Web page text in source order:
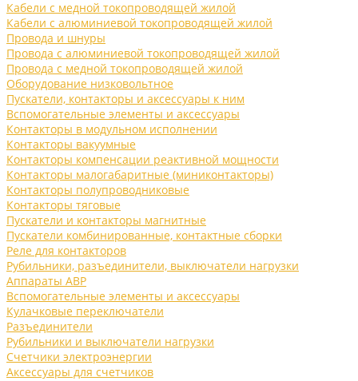
Кабели с медной токопроводящей жилой
Кабели с алюминиевой токопроводящей жилой
Провода и шнуры
Провода с алюминиевой токопроводящей жилой
Провода с медной токопроводящей жилой
Оборудование низковольтное
Пускатели, контакторы и аксессуары к ним
Вспомогательные элементы и аксессуары
Контакторы в модульном исполнении
Контакторы вакуумные
Контакторы компенсации реактивной мощности
Контакторы малогабаритные (миниконтакторы)
Контакторы полупроводниковые
Контакторы тяговые
Пускатели и контакторы магнитные
Пускатели комбинированные, контактные сборки
Реле для контакторов
Рубильники, разъединители, выключатели нагрузки
Аппараты АВР
Вспомогательные элементы и аксессуары
Кулачковые переключатели
Разъединители
Рубильники и выключатели нагрузки
Счетчики электроэнергии
Аксессуары для счетчиков